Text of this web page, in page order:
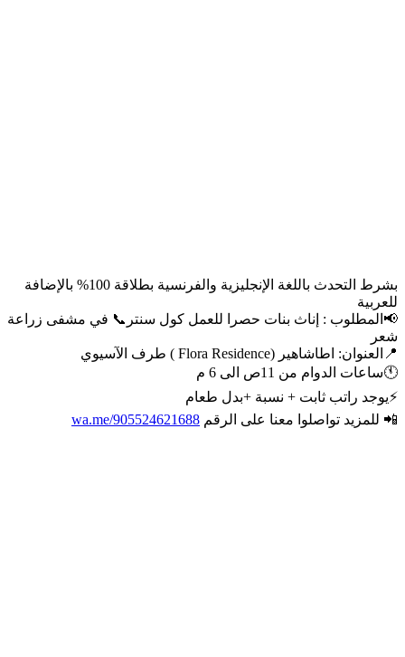
بشرط التحدث باللغة الإنجليزية والفرنسية بطلاقة 100% بالإضافة
للعربية
📢المطلوب : إناث بنات حصرا للعمل كول سنتر📞 في مشفى زراعة
شعر
📍العنوان: اطاشاهير (Flora Residence ) طرف الآسيوي
🕚ساعات الدوام من 11ص الى 6 م
⚡يوجد راتب ثابت + نسبة +بدل طعام
📲 للمزيد تواصلوا معنا على الرقم wa.me/905524621688